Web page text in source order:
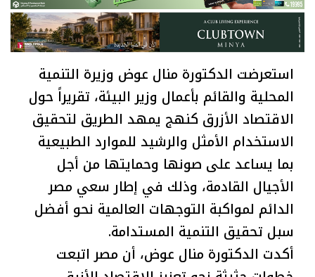
استعرضت الدكتورة منال عوض وزيرة التنمية
المحلية والقائم بأعمال وزير البيئة، تقريراً حول
الاقتصاد الأزرق كنهج يمهد الطريق لتحقيق
الاستخدام الأمثل والرشيد للموارد الطبيعية
بما يساعد على صونها وحمايتها من أجل
الأجيال القادمة، وذلك في إطار سعي مصر
الدائم لمواكبة التوجهات العالمية نحو أفضل
سبل تحقيق التنمية المستدامة.
أكدت الدكتورة منال عوض، أن مصر اتبعت